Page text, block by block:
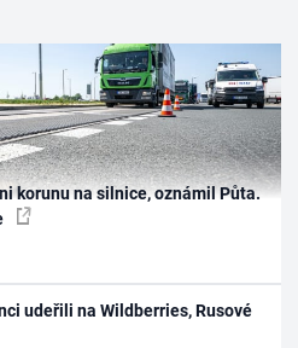
korunu na silnice, oznámil Půta.
udeřili na Wildberries, Rusové